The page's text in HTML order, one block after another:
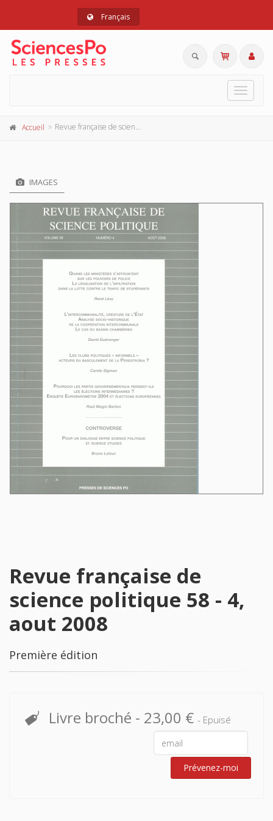
Français
Toggle
Accueil Revue française de science politique 58 - 4, aout 2008
IMAGES
Revue française de
science politique 58 - 4,
aout 2008
Première édition
Livre broché - 23,00 € - Epuisé
Prévenez-moi